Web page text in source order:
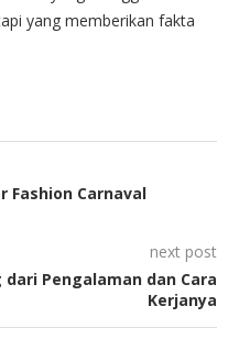
yang memberikan fakta
Fashion Carnaval
next post
Pengalaman dan Cara
Kerjanya